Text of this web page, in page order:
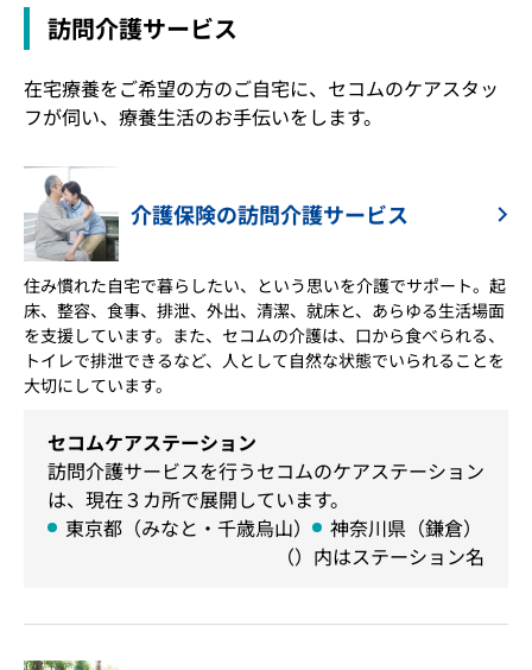
訪問介護サービス
在宅療養をご希望の方のご自宅に、セコムのケアスタッ
フが伺い、療養生活のお手伝いをします。
介護保険の訪問介護サービス
住み慣れた自宅で暮らしたい、という思いを介護でサポート。起
床、整容、食事、排泄、外出、清潔、就床と、あらゆる生活場面
を支援しています。また、セコムの介護は、口から食べられる、
トイレで排泄できるなど、人として自然な状態でいられることを
大切にしています。
セコムケアステーション
訪問介護サービスを行うセコムのケアステーション
は、現在３カ所で展開しています。
東京都（みなと・千歳烏山）
神奈川県（鎌倉）
（）内はステーション名